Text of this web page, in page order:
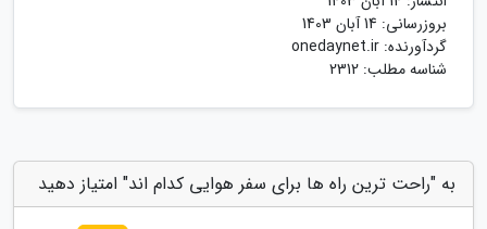
بروزرسانی: 14 آبان 1403
گردآورنده: onedaynet.ir
شناسه مطلب: 2312
به "راحت ترین راه ها برای سفر هوایی کدام اند" امتیاز دهید